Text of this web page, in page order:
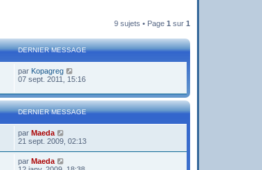
9 sujets • Page 1 sur 1
DERNIER MESSAGE
par Kopagreg
07 sept. 2011, 15:16
DERNIER MESSAGE
par Maeda
21 sept. 2009, 02:13
par Maeda